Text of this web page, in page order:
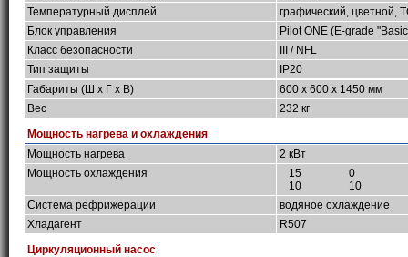
Температурный дисплей
графический, цветной,
Блок управления
Pilot ONE (E-grade
Класс безопасности
III / NFL
Тип защиты
IP20
Габариты (Ш х Г х В)
600 x 600 x 1450 мм
Вес
232 кг
Мощность нагрева и охлаждения
Мощность нагрева
2 кВт
Мощность охлаждения
15
0
10
10
Система рефрижерации
водяное охлаждение
Хладагент
R507
Циркуляционный насос